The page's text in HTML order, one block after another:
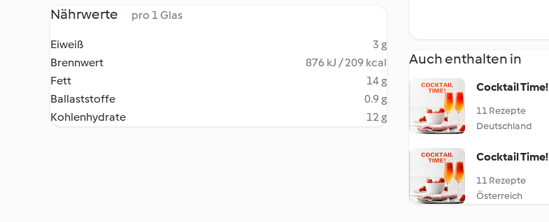
Nährwerte pro 1 Glas
Eiweiß
3 g
Brennwert
876 kJ / 209 kcal
Fett
14 g
Ballaststoffe
0.9 g
Kohlenhydrate
12 g
Auch enthalten in
Cocktail Time!
11 Rezepte
Deutschland
Cocktail Time!
11 Rezepte
Österreich